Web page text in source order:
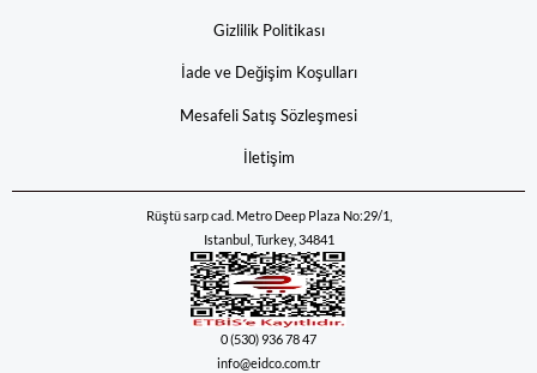
Gizlilik Politikası
İade ve Değişim Koşulları
Mesafeli Satış Sözleşmesi
İletişim
Rüştü sarp cad. Metro Deep Plaza No:29/1,
Istanbul, Turkey, 34841
0 (530) 936 78 47
info@eidco.com.tr